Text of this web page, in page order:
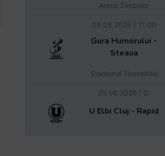
Arena Zimbrilor
08.08.2026 | 11:00
Gura Humorului -
Steaua
Stadionul Tineretului
29.08.2026 | 0:
U Elbi Cluj - Rapid